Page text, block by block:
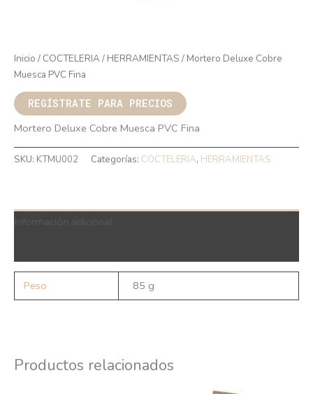
Inicio / COCTELERIA/ HERRAMIENTAS / Mortero Deluxe Cobre
Muesca PVC Fina
REGÍSTRATE PARA PRECIOS
Mortero Deluxe Cobre Muesca PVC Fina
SKU: KTMU002 Categorías: COCTELERIA, HERRAMIENTAS
Peso 85 g
Productos relacionados